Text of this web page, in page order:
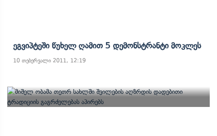
Ეგვიპტეში Წუხელ Ღამით 5 Დემონსტრანტი Მოკლეს
10 თებერვალი 2011, 12:19